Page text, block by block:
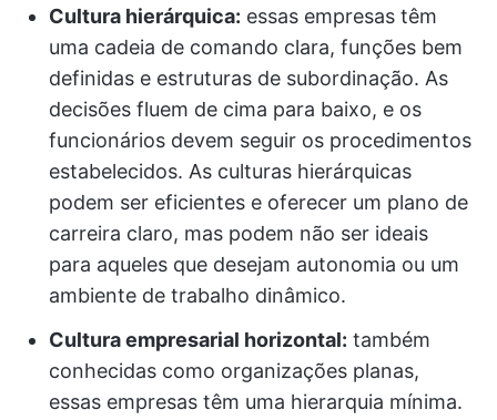
Cultura hierárquica: essas empresas têm
uma cadeia de comando clara, funções bem
definidas e estruturas de subordinação. As
decisões fluem de cima para baixo, e os
funcionários devem seguir os procedimentos
estabelecidos. As culturas hierárquicas
podem ser eficientes e oferecer um plano de
carreira claro, mas podem não ser ideais
para aqueles que desejam autonomia ou um
ambiente de trabalho dinâmico.
Cultura empresarial horizontal: também
conhecidas como organizações planas,
essas empresas têm uma hierarquia mínima.